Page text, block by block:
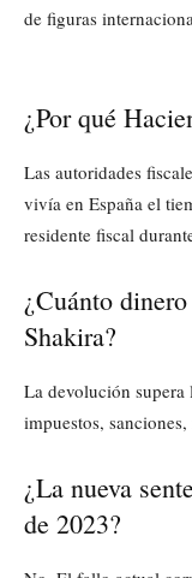
de figuras
¿Por qué
Las autoridades
vivía en España el
residente fiscal
¿Cuánto
Shakira?
La devolución
impuestos,
¿La nueva
de 2023?